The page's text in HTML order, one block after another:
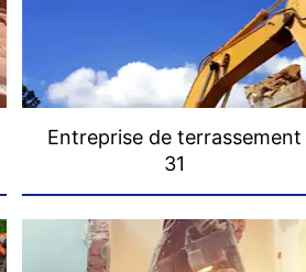
Entreprise de terrassement
31